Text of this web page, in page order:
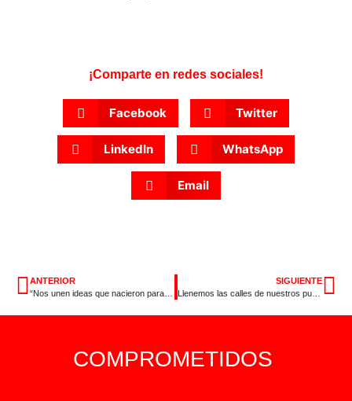
¡Comparte en redes sociales!
Facebook Twitter
LinkedIn WhatsApp
Email
ANTERIOR
SIGUIENTE
COMPROMETIDOS